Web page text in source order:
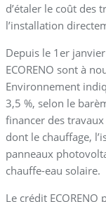
d’étaler le coût des
l’installation
Depuis le 1er
ECORENO sont à
Environnement
3,5 %, selon le
financer des
dont le chauffage,
panneaux
chauffe-eau solaire.
Le crédit